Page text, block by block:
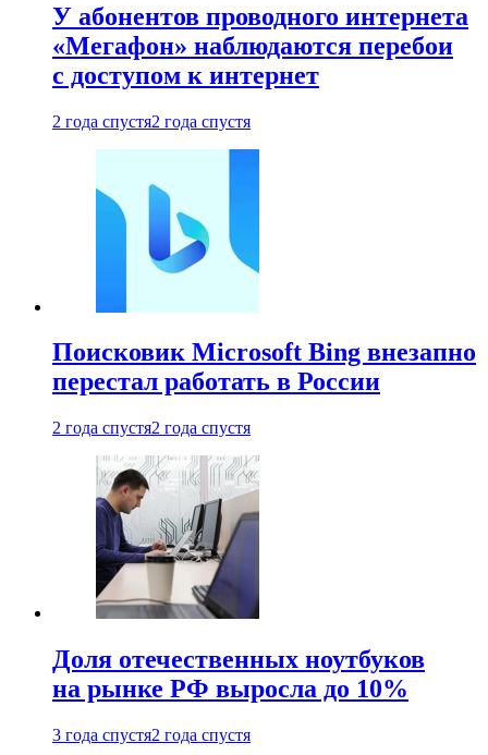
У абонентов проводного интернета
«Мегафон» наблюдаются перебои
с доступом к интернет
2 года спустя2 года спустя
Поисковик Microsoft Bing внезапно
перестал работать в России
2 года спустя2 года спустя
Доля отечественных ноутбуков
на рынке РФ выросла до 10%
3 года спустя2 года спустя